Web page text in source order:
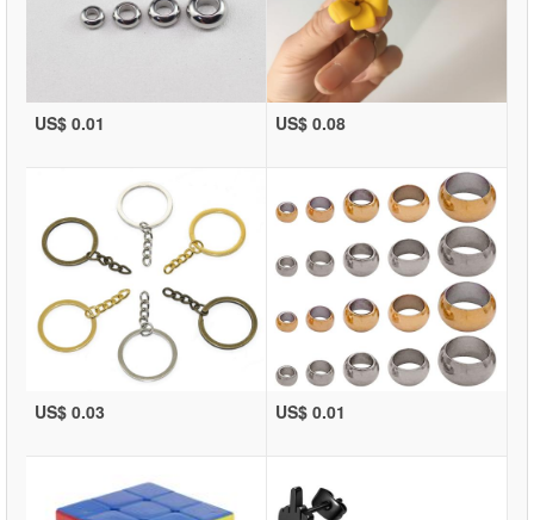
US$ 0.01 US$ 0.08
US$ 0.03 US$ 0.01